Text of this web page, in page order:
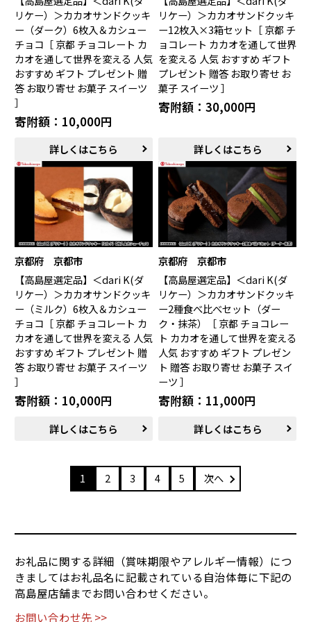
リケー）＞カカオサンドクッキ
ー（ダーク）6枚入＆カシュー
チョコ［ 京都 チョコレート カ
カオを通して世界を変える 人気
おすすめ ギフト プレゼント 贈
答 お取り寄せ お菓子 スイーツ
］
寄附額：10,000円
詳しくはこちら
リケー）＞カカオサンドクッキ
ー12枚入×3箱セット［ 京都 チ
ョコレート カカオを通して世界
を変える 人気 おすすめ ギフト
プレゼント 贈答 お取り寄せ お
菓子 スイーツ ］
寄附額：30,000円
詳しくはこちら
京都府 京都市
【高島屋選定品】＜dari K(ダ
リケー）＞カカオサンドクッキ
ー（ミルク）6枚入＆カシュー
チョコ［ 京都 チョコレート カ
カオを通して世界を変える 人気
おすすめ ギフト プレゼント 贈
答 お取り寄せ お菓子 スイーツ
］
寄附額：10,000円
詳しくはこちら
京都府 京都市
【高島屋選定品】＜dari K(ダ
リケー）＞カカオサンドクッキ
ー2種食べ比べセット（ダー
ク・抹茶）［ 京都 チョコレー
ト カカオを通して世界を変える
人気 おすすめ ギフト プレゼン
ト 贈答 お取り寄せ お菓子 スイ
ーツ ］
寄附額：11,000円
詳しくはこちら
1 2 3 4 5 次へ
お礼品に関する詳細（賞味期限やアレルギー情報）につ
きましてはお礼品名に記載されている自治体毎に下記の
高島屋店舗までお問い合わせください。
お問い合わせ先 >>